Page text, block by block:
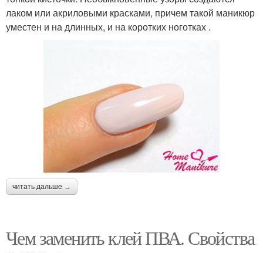
лаком или акриловыми красками, причем такой маникюр
уместен и на длинных, и на коротких ноготках .
читать дальше →
Чем заменить клей ПВА. Свойства